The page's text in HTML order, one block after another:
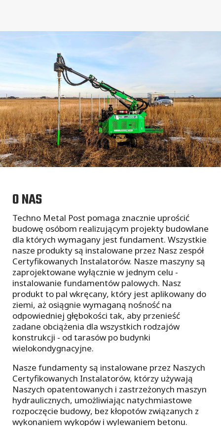
O NAS
Techno Metal Post pomaga znacznie uprościć
budowę osóbom realizującym projekty budowlane
dla których wymagany jest fundament. Wszystkie
nasze produkty są instalowane przez Nasz zespół
Certyfikowanych Instalatorów. Nasze maszyny są
zaprojektowane wyłącznie w jednym celu -
instalowanie fundamentów palowych. Nasz
produkt to pal wkręcany, który jest aplikowany do
ziemi, aż osiągnie wymaganą nośność na
odpowiedniej głębokości tak, aby przenieść
zadane obciążenia dla wszystkich rodzajów
konstrukcji - od tarasów po budynki
wielokondygnacyjne.
Nasze fundamenty są instalowane przez Naszych
Certyfikowanych Instalatorów, którzy używają
Naszych opatentowanych i zastrzeżonych maszyn
hydraulicznych, umożliwiając natychmiastowe
rozpoczęcie budowy, bez kłopotów związanych z
wykonaniem wykopów i wylewaniem betonu.